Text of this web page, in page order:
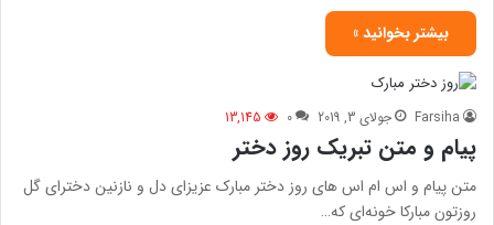
بیشتر بخوانید »
Farsiha جولای 3, 2019 0
13,145
پیام و متن تبریک روز دختر
متن پیام و اس ام اس های روز دختر مبارک عزیزای دل و نازنین دخترای گل
روزتون مبارکا خونه‌ای که…